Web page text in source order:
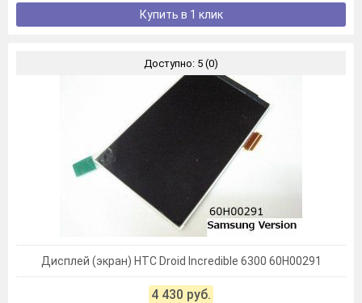
Купить в 1 клик
Доступно: 5 (0)
Дисплей (экран) HTC Droid Incredible 6300 60H00291
4 430 руб.